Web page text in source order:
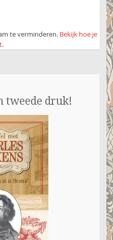
te verminderen. Bekijk hoe je
.
tweede druk!